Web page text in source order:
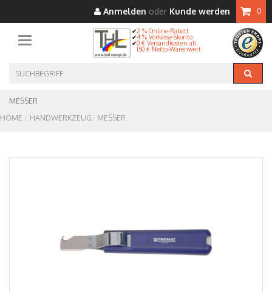
Anmelden oder Kunde werden 0
Toggle navigation
2 % Online-Rabatt
4 % Vorkasse-Skonto
0 € Versandkosten ab
150 € Netto-Warenwert
MESSER
HOME
HANDWERKZEUG MESSER